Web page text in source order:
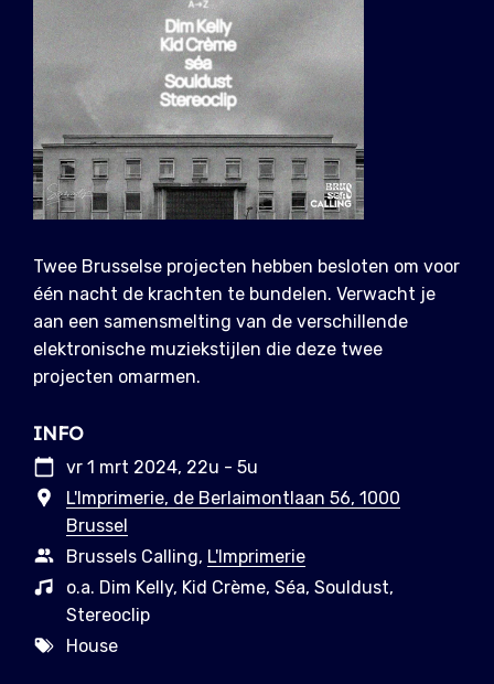
Twee Brusselse projecten hebben besloten om voor
één nacht de krachten te bundelen. Verwacht je
aan een samensmelting van de verschillende
elektronische muziekstijlen die deze twee
projecten omarmen.
INFO
vr 1 mrt 2024, 22u - 5u
L'Imprimerie, de Berlaimontlaan 56, 1000
Brussel
Brussels Calling, L'Imprimerie
o.a. Dim Kelly, Kid Crème, Séa, Souldust,
Stereoclip
House